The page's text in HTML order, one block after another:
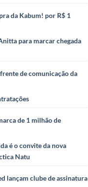
da Kabum! por R$ 1
para marcar chegada
de comunicação da
de 1 milhão de
é o convite da nova
Natu
lançam clube de assinatura